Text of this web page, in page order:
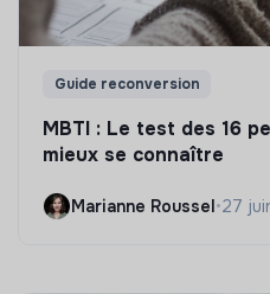
Guide reconversion
MBTI : Le test des 16
mieux se connaître
Marianne Roussel•27